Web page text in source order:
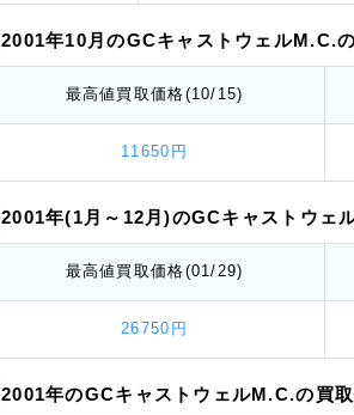
2001年10月のGCキャストウェルM.C.
最高値買取価格(10/15)
11650円
2001年(1月～12月)のGCキャストウェ
最高値買取価格(01/29)
26750円
2001年のGCキャストウェルM.C.の買